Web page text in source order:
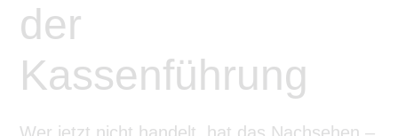
der
Kassenführung